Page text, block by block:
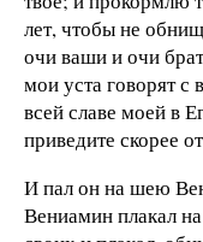
лет, чтобы не
очи ваши и очи
мои уста говорят
всей славе моей в
приведите скорее
И пал он на шею
Вениамин плакал